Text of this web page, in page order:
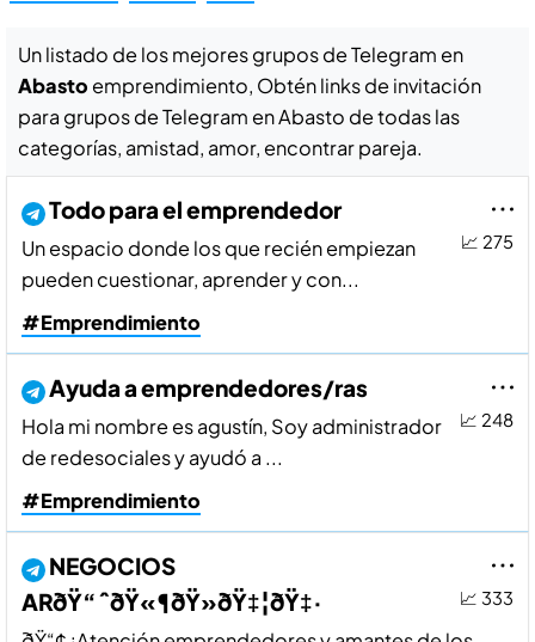
Un listado de los mejores grupos de Telegram en
Abasto emprendimiento, Obtén links de invitación
para grupos de Telegram en Abasto de todas las
categorías, amistad, amor, encontrar pareja.
📈 275
Todo para el emprendedor
Un espacio donde los que recién empiezan
pueden cuestionar, aprender y con...
#Emprendimiento
📈 248
Ayuda a emprendedores/ras
Hola mi nombre es agustí­n, Soy administrador
de redesociales y ayudó a ...
#Emprendimiento
📈 333
NEGOCIOS
ARðŸ“ˆðŸ«¶ðŸ»ðŸ‡¦ðŸ‡·